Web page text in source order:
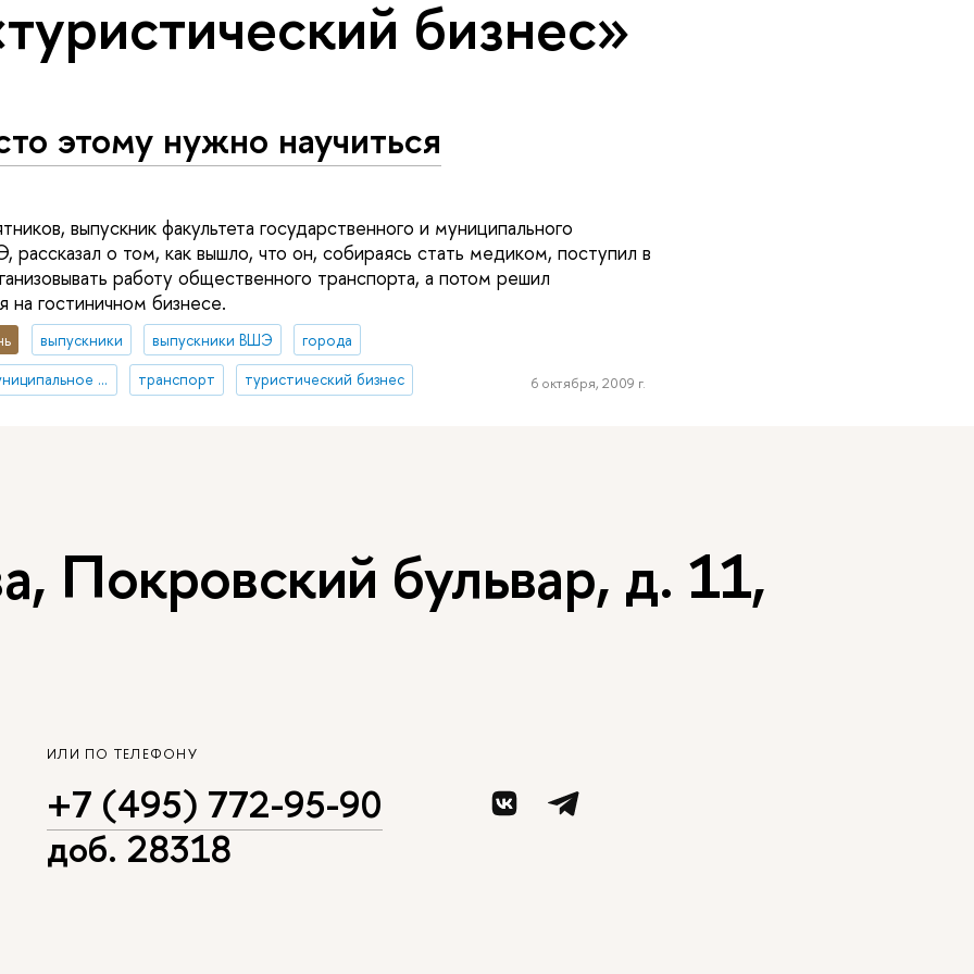
бизнес»
этому нужно научиться
выпускник факультета государственного и муниципального
о том, как вышло, что он, собираясь стать медиком, поступил в
работу общественного транспорта, а потом решил
на гостиничном бизнесе.
выпускники выпускники ВШЭ
города
государственное и муниципальное управление
транспорт туристический бизнес 6 октября, 2009 г.
Покровский бульвар, д. 11,
ИЛИ ПО ТЕЛЕФОНУ
+7 (495) 772-95-90
доб. 28318